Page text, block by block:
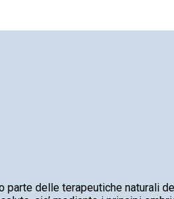
delle terapeutiche naturali